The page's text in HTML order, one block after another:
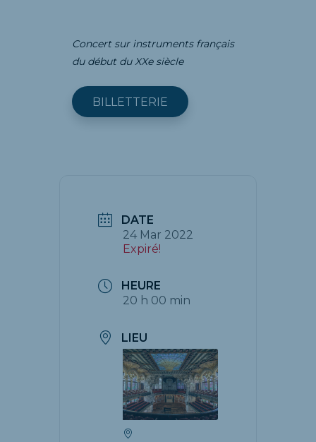
Concert sur instruments français
du début du XXe siècle
BILLETTERIE
DATE
24 Mar 2022
Expiré!
HEURE
20 h 00 min
LIEU